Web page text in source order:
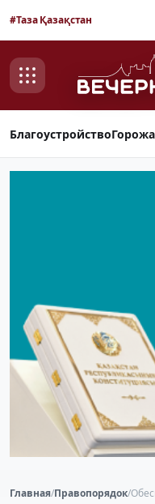
#Таза Қазақстан
Благоустройство
Главная/Правопорядок/